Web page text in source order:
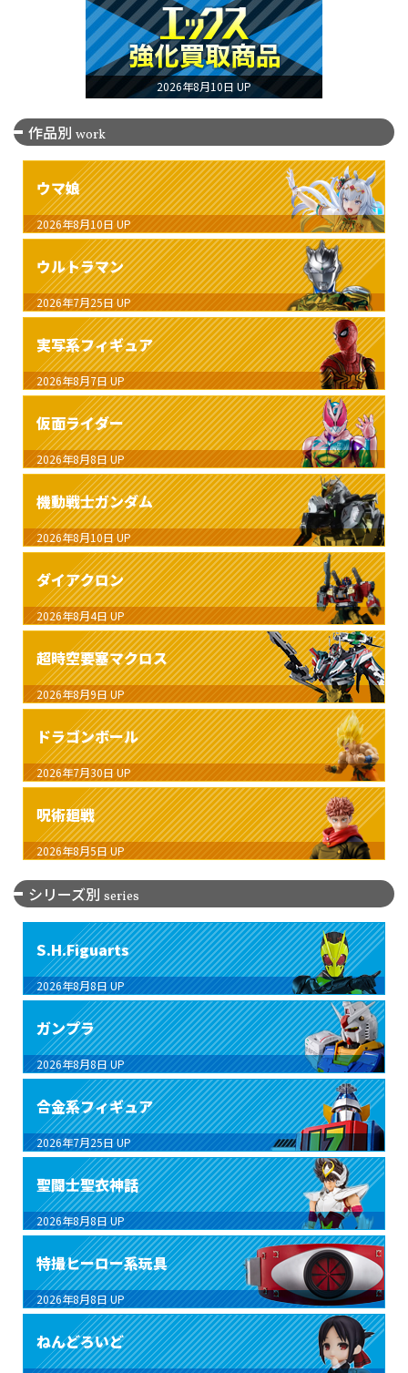
2026年8月10日 UP
作品別 work
ウマ娘
2026年8月10日 UP
ウルトラマン
2026年7月25日 UP
実写系フィギュア
2026年8月7日 UP
仮面ライダー
2026年8月8日 UP
機動戦士ガンダム
2026年8月10日 UP
ダイアクロン
2026年8月4日 UP
超時空要塞マクロス
2026年8月9日 UP
ドラゴンボール
2026年7月30日 UP
呪術廻戦
2026年8月5日 UP
シリーズ別 series
S.H.Figuarts
2026年8月8日 UP
ガンプラ
2026年8月8日 UP
合金系フィギュア
2026年7月25日 UP
聖闘士聖衣神話
2026年8月8日 UP
特撮ヒーロー系玩具
2026年8月8日 UP
ねんどろいど